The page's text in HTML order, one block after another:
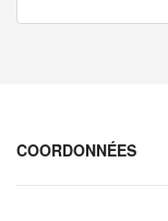
COORDONNÉES